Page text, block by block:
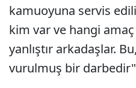
kamuoyuna servis
kim var ve hangi
yanlıştır arkadaşlar.
vurulmuş bir